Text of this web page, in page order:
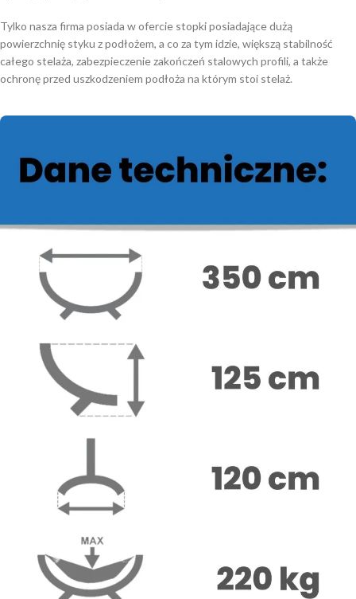
Tylko nasza firma posiada w ofercie stopki posiadające dużą
powierzchnię styku z podłożem, a co za tym idzie, większą stabilność
całego stelaża, zabezpieczenie zakończeń stalowych profili, a także
ochronę przed uszkodzeniem podłoża na którym stoi stelaż.